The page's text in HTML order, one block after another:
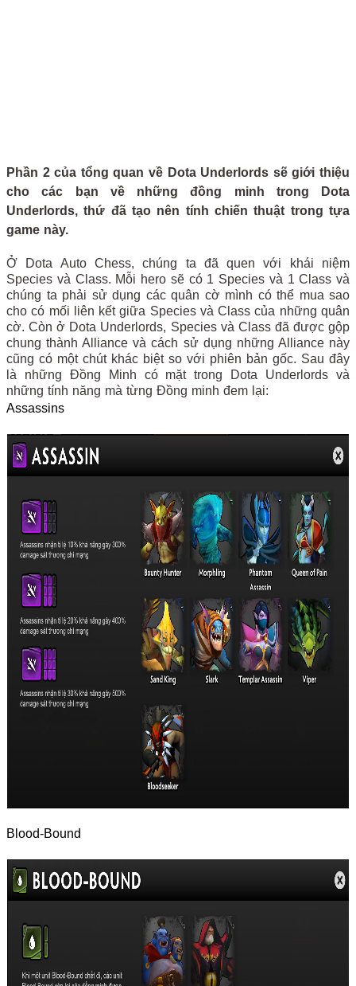
Phần 2 của tổng quan về Dota Underlords sẽ giới thiệu
cho các bạn về những đồng minh trong Dota
Underlords, thứ đã tạo nên tính chiến thuật trong tựa
game này.
Ở Dota Auto Chess, chúng ta đã quen với khái niệm
Species và Class. Mỗi hero sẽ có 1 Species và 1 Class và
chúng ta phải sử dụng các quân cờ mình có thể mua sao
cho có mối liên kết giữa Species và Class của những quân
cờ. Còn ở Dota Underlords, Species và Class đã được gộp
chung thành Alliance và cách sử dụng những Alliance này
cũng có một chút khác biệt so với phiên bản gốc. Sau đây
là những Đồng Minh có mặt trong Dota Underlords và
những tính năng mà từng Đồng minh đem lại:
Assassins
Blood-Bound